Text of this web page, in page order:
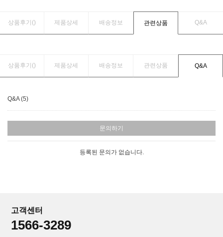
상품후기() 제품상세 배송정보 관련상품 Q&A
상품후기() 제품상세 배송정보 관련상품 Q&A
Q&A (5)
문의하기
등록된 문의가 없습니다.
고객센터
1566-3289